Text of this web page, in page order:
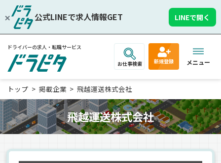
公式LINEで求人情報GET LINEで開く
ドライバーの求人・転職サービス
お仕事検索 新規登録 メニュー
トップ 掲載企業 飛越運送株式会社
飛越運送株式会社